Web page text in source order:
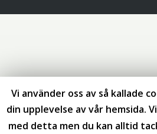
Vi använder oss av så kallade
din upplevelse av vår hemsida.
med detta men du kan alltid